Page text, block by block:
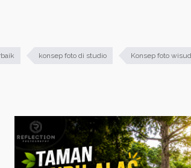
konsep foto di studio Konsep foto